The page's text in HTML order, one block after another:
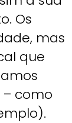
Os
mas
que
como